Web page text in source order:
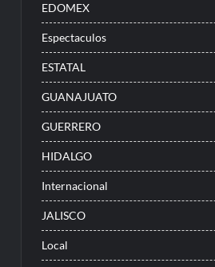
EDOMEX
Espectaculos
ESTATAL
GUANAJUATO
GUERRERO
HIDALGO
Internacional
JALISCO
Local